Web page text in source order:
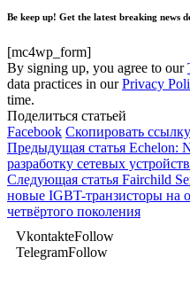
Be keep up! Get the latest breaking news
[mc4wp_form]
By signing up, you agree to our
data practices in ourPrivacy
time.
Поделиться статьей
Facebook Скопировать ссылку
Предыдущая статья Echelon:
разработку сетевых
Следующая статья Fairchild
новые IGBT-транзисторы на
четвёртого поколения
VkontakteFollow
TelegramFollow